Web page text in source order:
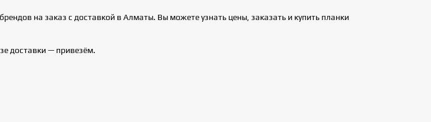
на заказ с доставкой в Алматы. Вы можете узнать цены, заказать и купить планки
доставки — привезём.